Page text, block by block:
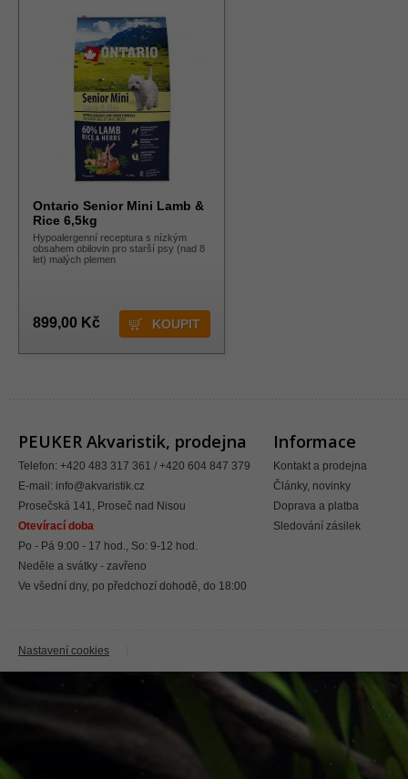
Ontario Senior Mini Lamb &
Rice 6,5kg
Hypoalergenní receptura s nízkým
obsahem obilovin pro starší psy (nad 8
let) malých plemen
899,00 Kč
PEUKER Akvaristik, prodejna
Telefon: +420 483 317 361 / +420 604 847 379
E-mail: info@akvaristik.cz
Prosečská 141, Proseč nad Nisou
Otevírací doba
Po - Pá 9:00 - 17 hod., So: 9-12 hod.
Neděle a svátky - zavřeno
Ve všední dny, po předchozí dohodě, do 18:00
Informace
Kontakt a prodejna
Články, novinky
Doprava a platba
Sledování zásilek
Nastavení cookies